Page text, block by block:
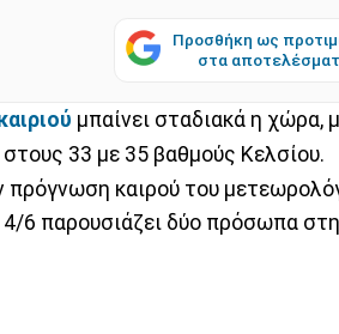
Προσθήκη ως
στα
μπαίνει σταδιακά η χώρα,
33 με 35 βαθμούς Κελσίου.
καιρού του
6 παρουσιάζει δύο πρόσωπα